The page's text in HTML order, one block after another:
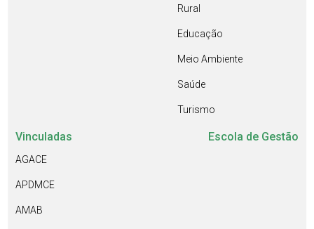
Rural
Educação
Meio Ambiente
Saúde
Turismo
Vinculadas
AGACE
APDMCE
AMAB
Escola de Gestão